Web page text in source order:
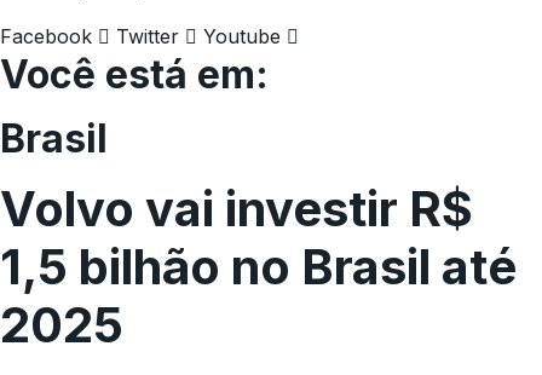
Facebook Twitter Youtube
Você está em:
Brasil
Volvo vai investir R$
1,5 bilhão no Brasil até
2025